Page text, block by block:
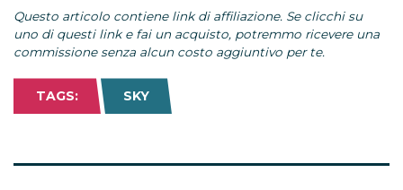
Questo articolo contiene link di affiliazione. Se clicchi su
uno di questi link e fai un acquisto, potremmo ricevere una
commissione senza alcun costo aggiuntivo per te.
TAGS: SKY